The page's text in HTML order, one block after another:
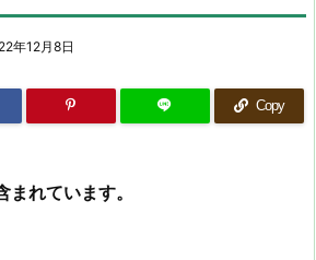

年12月8日
Copy
れています。